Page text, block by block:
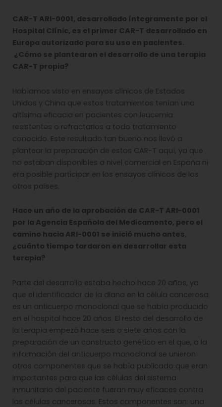
CAR-T ARI-0001, desarrollado íntegramente por el
Hospital Clínic, es el primer CAR-T desarrollado en
Europa autorizado para su uso en pacientes.
¿Cómo se plantearon el desarrollo de una terapia
CAR-T propia?
Habíamos visto en ensayos clínicos de Estados
Unidos y China que estos tratamientos tenían una
altísima eficacia en pacientes con leucemia
resistentes o refractarios a todo tratamiento
conocido. Este resultado tan bueno nos llevó a
plantear la preparación de estos CAR-T aquí, ya que
no estaban disponibles a nivel comercial en España ni
era posible participar en los ensayos clínicos de los
otros países.
Hace un año de la aprobación de CAR-T ARI-0001
por la Agencia Española del Medicamento, pero el
camino hacia ARI-0001 se inició mucho antes,
¿cuánto tiempo tardaron en desarrollar esta
terapia?
Parte del desarrollo estaba hecho hace 20 años, ya
que el identificador de la diana en la célula cancerosa
es un anticuerpo monoclonal que se había producido
en el hospital hace 20 años. El resto del desarrollo de
la terapia empezó hace seis o siete años con la
preparación de un constructo genético en el que, a la
información del anticuerpo monoclonal se unieron
otros componentes que se había publicado que eran
importantes para que las células del sistema
inmunitario del paciente fueran muy eficaces contra
las células cancerosas. Estos componentes son: una